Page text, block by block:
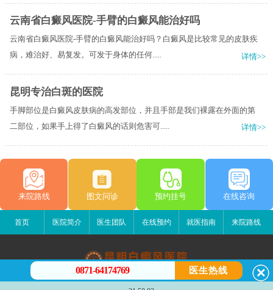
云南省白癜风医院-手臂的白癜风能治好吗
云南省白癜风医院-手臂的白癜风能治好吗？白癜风是比较常见的皮肤疾
病，难治好、易复发。可发于身体的任何.....
详情>>
昆明专治白斑的医院
手脚部位是白癜风皮肤病的高发部位，并且手部是我们裸露在外面的第
二部位，如果手上得了白癜风的话则危害可.....
详情>>
来院路线 图文问诊 预约挂号 在线咨询
首页 医院简介 医生团队 在线预约 就医指南 来院路线
昆明白癜风医院
0871-64174769 医生热线